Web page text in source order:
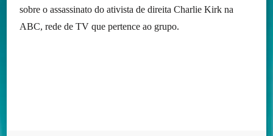
sobre o assassinato do ativista de direita Charlie Kirk na
ABC, rede de TV que pertence ao grupo.